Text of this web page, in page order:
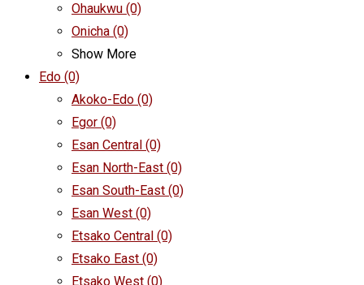
Ohaukwu (0)
Onicha (0)
Show More
Edo (0)
Akoko-Edo (0)
Egor (0)
Esan Central (0)
Esan North-East (0)
Esan South-East (0)
Esan West (0)
Etsako Central (0)
Etsako East (0)
Etsako West (0)